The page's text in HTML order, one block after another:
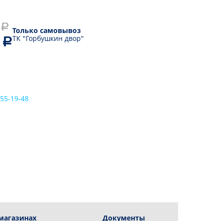
Кухонные мойки
Смесители
Кухонные машины
Только самовывоз
ТК "Горбушкин двор"
19-48
Документы